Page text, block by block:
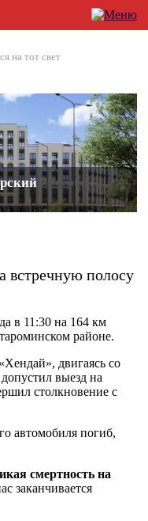
на тот свет
встречную полосу
в 11:30 на 164 км
районе.
двигаясь со
выезд на
столкновение с
автомобиля погиб,
смертность на
заканчивается